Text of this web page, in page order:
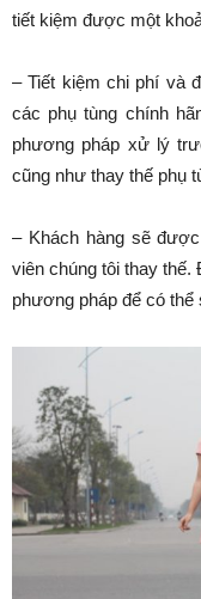
tiết kiệm được một
– Tiết kiệm chi phí và
các phụ tùng chính
phương pháp xử lý
cũng như thay thế phụ
– Khách hàng sẽ
viên chúng tôi thay
phương pháp để có